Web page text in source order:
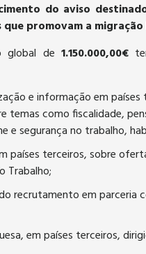
do aviso
promovam a
global de 1.150.000,00€
e informação em
temas como fiscalidade,
e segurança no trabalho,
países terceiros, sobre
Trabalho;
recrutamento em parceria
em países terceiros,